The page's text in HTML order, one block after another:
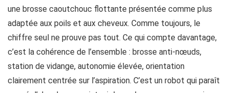
une brosse caoutchouc flottante présentée comme plus
adaptée aux poils et aux cheveux. Comme toujours, le
chiffre seul ne prouve pas tout. Ce qui compte davantage,
c’est la cohérence de l’ensemble : brosse anti-nœuds,
station de vidange, autonomie élevée, orientation
clairement centrée sur l’aspiration. C’est un robot qui paraît